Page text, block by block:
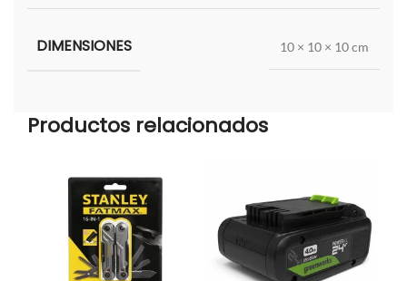
DIMENSIONES 10 × 10 × 10 cm
Productos relacionados